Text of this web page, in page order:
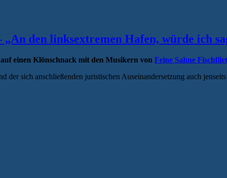
den linksextremen Hafen, würde ich
einen Klönschnack mit den Musikern von Feine Sahne Fischfilet
sich anschließenden juristischen Auseinandersetzung auch